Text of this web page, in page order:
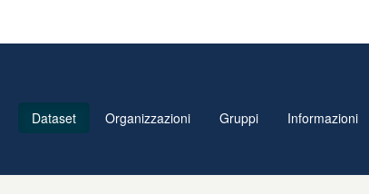
Dataset Organizzazioni Gruppi Informazioni